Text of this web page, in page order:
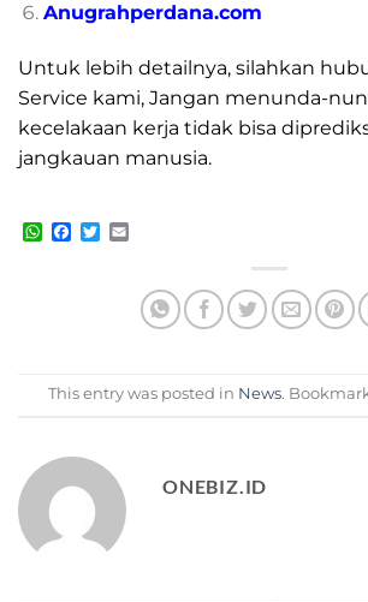
Anugrahperdana.com
Untuk lebih detailnya, silahkan
Service kami, Jangan menunda-
kecelakaan kerja tidak bisa
jangkauan manusia.
WhatsApp
Facebook
Twitter
This entry was posted in News.
ONEBIZ.ID